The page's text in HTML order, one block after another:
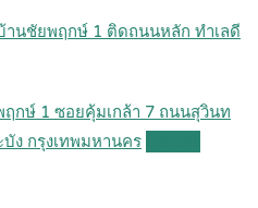
านชัยพฤกษ์ 1 ติดถนนหลัก ทำเลดี
กษ์ 1 ซอยคุ้มเกล้า 7 ถนนสุวินท
ง กรุงเทพมหานคร